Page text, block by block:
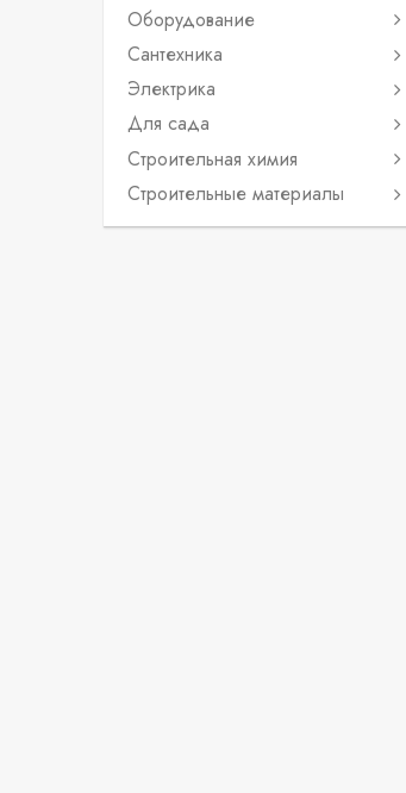
Оборудование
Сантехника
Электрика
Для сада
Строительная химия
Строительные материалы